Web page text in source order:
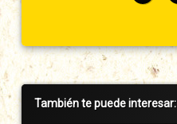
Barra
También te puede interesar: